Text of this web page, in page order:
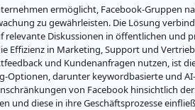
ermöglicht, Facebook-Gruppen
zu gewährleisten. Die Lösung
relevante Diskussionen in öffentlichen und
Effizienz in Marketing, Support und
und Kundenanfragen nutzen, ist
darunter keywordbasierte und
von Facebook hinsichtlich
und diese in ihre Geschäftsprozesse